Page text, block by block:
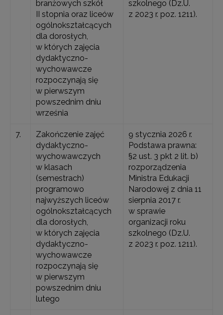
branżowych szkół
II stopnia oraz liceów
ogólnokształcących
dla dorosłych,
w których zajęcia
dydaktyczno-
wychowawcze
rozpoczynają się
w pierwszym
powszednim dniu
września
szkolnego (Dz.U.
z 2023 r. poz. 1211).
7.
Zakończenie zajęć
dydaktyczno-
wychowawczych
w klasach
(semestrach)
programowo
najwyższych liceów
ogólnokształcących
dla dorosłych,
w których zajęcia
dydaktyczno-
wychowawcze
rozpoczynają się
w pierwszym
powszednim dniu
lutego
9 stycznia 2026 r.
Podstawa prawna:
§2 ust. 3 pkt 2 lit. b)
rozporządzenia
Ministra Edukacji
Narodowej z dnia 11
sierpnia 2017 r.
w sprawie
organizacji roku
szkolnego (Dz.U.
z 2023 r. poz. 1211).